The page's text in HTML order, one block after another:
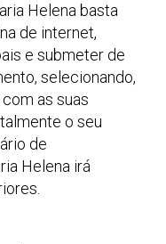
Helena basta
de internet,
e submeter de
selecionando,
as suas
o seu
de
Helena irá